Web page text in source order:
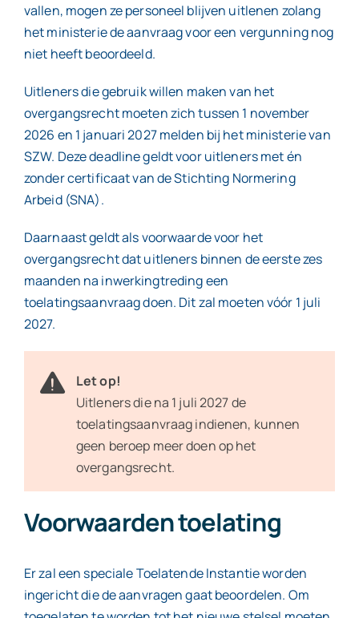
vallen, mogen ze personeel blijven uitlenen zolang
het ministerie de aanvraag voor een vergunning nog
niet heeft beoordeeld.
Uitleners die gebruik willen maken van het
overgangsrecht moeten zich tussen 1 november
2026 en 1 januari 2027 melden bij het ministerie van
SZW. Deze deadline geldt voor uitleners met én
zonder certificaat van de Stichting Normering
Arbeid (SNA).
Daarnaast geldt als voorwaarde voor het
overgangsrecht dat uitleners binnen de eerste zes
maanden na inwerkingtreding een
toelatingsaanvraag doen. Dit zal moeten vóór 1 juli
2027.
Let op!
Uitleners die na 1 juli 2027 de
toelatingsaanvraag indienen, kunnen
geen beroep meer doen op het
overgangsrecht.
Voorwaarden toelating
Er zal een speciale Toelatende Instantie worden
ingericht die de aanvragen gaat beoordelen. Om